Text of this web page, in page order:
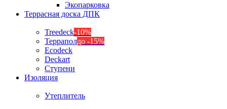
Экопарковка
Террасная доска ДПК
Treedeck-10%
Терраполдо -15%
Ecodeck
Deckart
Ступени
Изоляция
Утеплитель